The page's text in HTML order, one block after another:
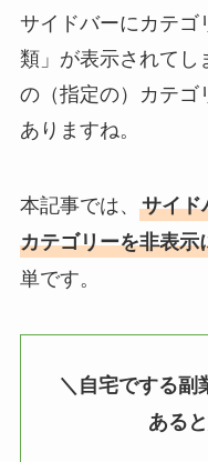
サイドバーにカテゴ
類」が表示されてし
の（指定の）カテ
ありますね。
本記事では、 サイド
カテゴリーを非表
単です。
＼自宅でする副
ある